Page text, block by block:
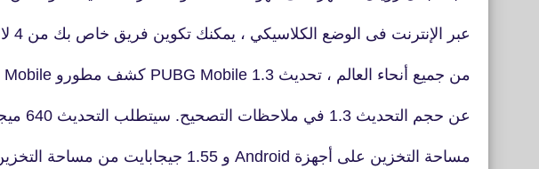
عبر الإنترنت فى الوضع الكلاسيكي ، يمكنك تكوين فريق خاص بك من 4 لاعبين
من جميع أنحاء العالم ، تحديث PUBG Mobile 1.3 كشف مطورو PUBG Mobile
عن حجم التحديث 1.3 في ملاحظات التصحيح. سيتطلب التحديث 640 ميجابايت من
مساحة التخزين على أجهزة Android و 1.55 جيجابايت من مساحة التخزين على أجهزة iOS.